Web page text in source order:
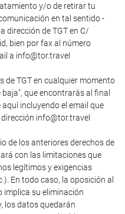
y/o de retirar tu
en tal sentido -
dirección de TGT en C/
bien por fax al número
a info@tor.travel
de TGT en cualquier momento
baja", que encontrarás al final
incluyendo el email que
info@tor.travel
de los anteriores derechos de
con las limitaciones que
legítimos y exigencias
En todo caso, la oposición al
su eliminación
los datos quedarán